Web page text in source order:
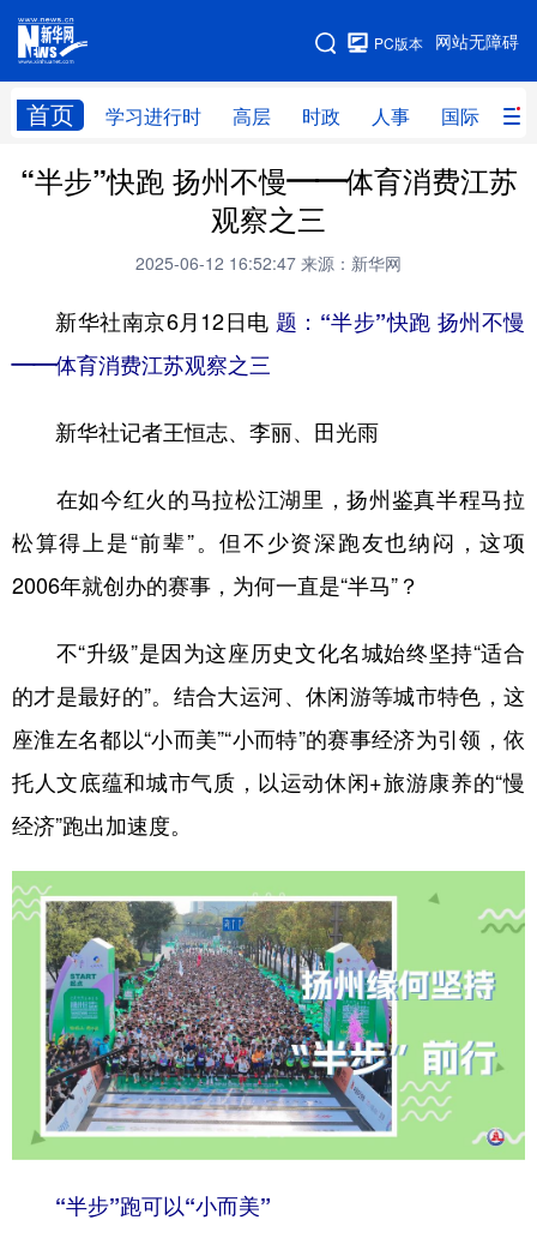
网站无障碍
PC版本
首页 学习进行时 高层 时政 人事 国际 财
网站地图
学习进行时 高层 时政 人事
财经 网评
科技 科创 量子 体育
文化 书画
访谈 视频 图片
食品 人居 信息化 数字经济
学术中国 乡村振兴 银龄
彩票 娱乐 时尚 悦读
公益 一带一路 亚太网 上市公司
文化产业
地方频道
北京 天津 河北
辽宁 吉林 上海 江苏
浙江 安徽 福建
山东 河南 湖北 湖南
广东 广西 海南
“半步”快跑 扬州不慢——体育消费江苏
观察之三
2025-06-12 16:52:47 来源：新华网
新华社南京6月12日电 题 ：“半步”快跑 扬州不慢
——体育消费江苏观察之三
新华社记者王恒志、李丽、田光雨
在如今红火的马拉松江湖里，扬州鉴真半程马拉
松算得上是“前辈”。但不少资深跑友也纳闷，这项
2006年就创办的赛事，为何一直是“半马”？
不“升级”是因为这座历史文化名城始终坚持“适合
的才是最好的”。结合大运河、休闲游等城市特色，这
座淮左名都以“小而美”“小而特”的赛事经济为引领，依
托人文底蕴和城市气质，以运动休闲+旅游康养的“慢
经济”跑出加速度。
“半步”跑可以“小而美”